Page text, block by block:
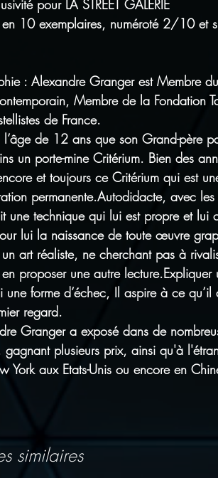
pour LA STREET GALERIE
en 10 exemplaires, numéroté 2/10 et
: Alexandre Granger est Membre
Membre de la Fondation
de France.
l’âge de 12 ans que son Grand-père
un porte-mine Critérium. Bien des
et toujours ce Critérium qui est
permanente.Autodidacte, avec
une technique qui lui est propre et lui
lui la naissance de toute œuvre
un art réaliste, ne cherchant pas à
proposer une autre lecture.Expliquer
une forme d’échec, Il aspire à ce qu’il
regard.
Granger a exposé dans de
gagnant plusieurs prix, ainsi qu'à
York aux Etats-Unis ou encore en
similaires